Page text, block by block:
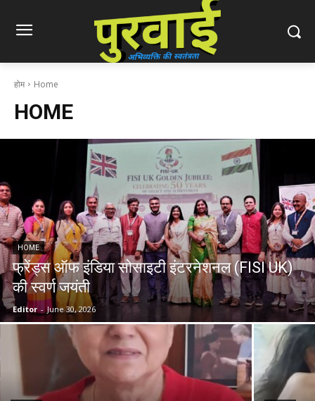
होम Home
HOME
HOME
फ्रेंड्स ऑफ इंडिया सोसाइटी इंटरनेशनल (FISI UK)
की स्वर्ण जयंती
Editor - June 30, 2026